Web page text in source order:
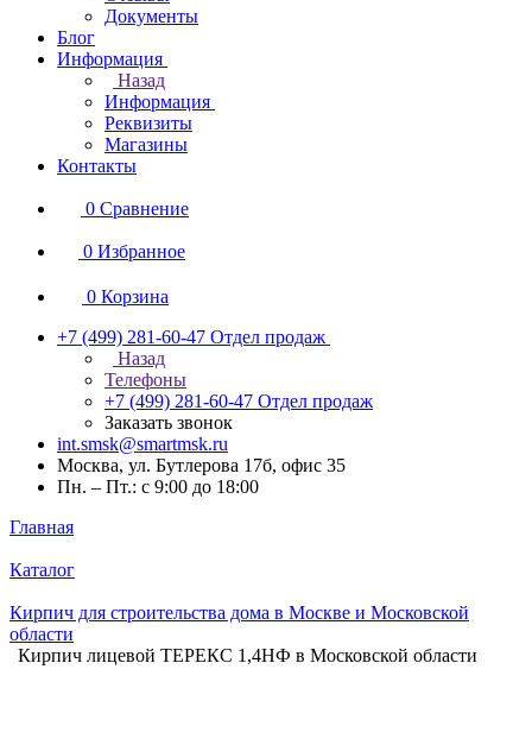
Документы
Блог
Информация
Назад
Информация
Реквизиты
Магазины
Контакты
0 Сравнение
0 Избранное
0 Корзина
+7 (499) 281-60-47 Отдел продаж
Назад
Телефоны
+7 (499) 281-60-47 Отдел продаж
Заказать звонок
int.smsk@smartmsk.ru
Москва, ул. Бутлерова 17б, офис 35
Пн. – Пт.: с 9:00 до 18:00
Главная
Каталог
Кирпич для строительства дома в Москве и Московской
области
Кирпич лицевой ТЕРЕКС 1,4НФ в Московской области